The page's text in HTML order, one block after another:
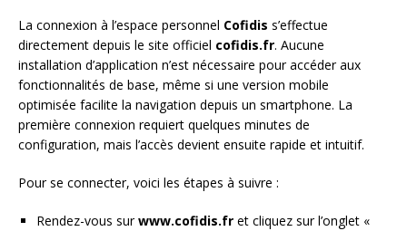
La connexion à l’espace personnel Cofidis s’effectue
directement depuis le site officiel cofidis.fr. Aucune
installation d’application n’est nécessaire pour accéder aux
fonctionnalités de base, même si une version mobile
optimisée facilite la navigation depuis un smartphone. La
première connexion requiert quelques minutes de
configuration, mais l’accès devient ensuite rapide et intuitif.
Pour se connecter, voici les étapes à suivre :
Rendez-vous surwww.cofidis.fr et cliquez sur l’onglet «